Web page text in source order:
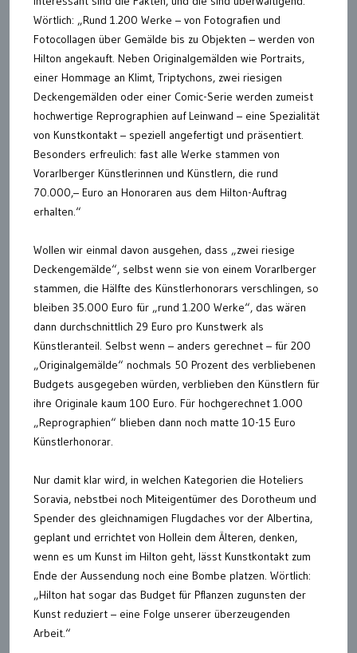
Wörtlich: „Rund 1.200 Werke – von Fotografien und
Fotocollagen über Gemälde bis zu Objekten – werden von
Hilton angekauft. Neben Originalgemälden wie Portraits,
einer Hommage an Klimt, Triptychons, zwei riesigen
Deckengemälden oder einer Comic-Serie werden zumeist
hochwertige Reprographien auf Leinwand – eine Spezialität
von Kunstkontakt – speziell angefertigt und präsentiert.
Besonders erfreulich: fast alle Werke stammen von
Vorarlberger Künstlerinnen und Künstlern, die rund
70.000,– Euro an Honoraren aus dem Hilton-Auftrag
erhalten.“
Wollen wir einmal davon ausgehen, dass „zwei riesige
Deckengemälde“, selbst wenn sie von einem Vorarlberger
stammen, die Hälfte des Künstlerhonorars verschlingen, so
bleiben 35.000 Euro für „rund 1.200 Werke“, das wären
dann durchschnittlich 29 Euro pro Kunstwerk als
Künstleranteil. Selbst wenn – anders gerechnet – für 200
„Originalgemälde“ nochmals 50 Prozent des verbliebenen
Budgets ausgegeben würden, verblieben den Künstlern für
ihre Originale kaum 100 Euro. Für hochgerechnet 1.000
„Reprographien“ blieben dann noch matte 10-15 Euro
Künstlerhonorar.
Nur damit klar wird, in welchen Kategorien die Hoteliers
Soravia, nebstbei noch Miteigentümer des Dorotheum und
Spender des gleichnamigen Flugdaches vor der Albertina,
geplant und errichtet von Hollein dem Älteren, denken,
wenn es um Kunst im Hilton geht, lässt Kunstkontakt zum
Ende der Aussendung noch eine Bombe platzen. Wörtlich:
„Hilton hat sogar das Budget für Pflanzen zugunsten der
Kunst reduziert – eine Folge unserer überzeugenden
Arbeit.“